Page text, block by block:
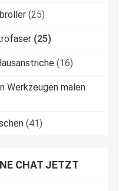
(25)
(25)
(16)
Werkzeugen malen
(41)
CHAT JETZT